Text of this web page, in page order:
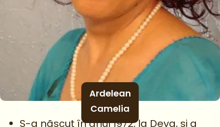
Ardelean
Camelia
S-a nãscut în anul 1972, la Deva, și a